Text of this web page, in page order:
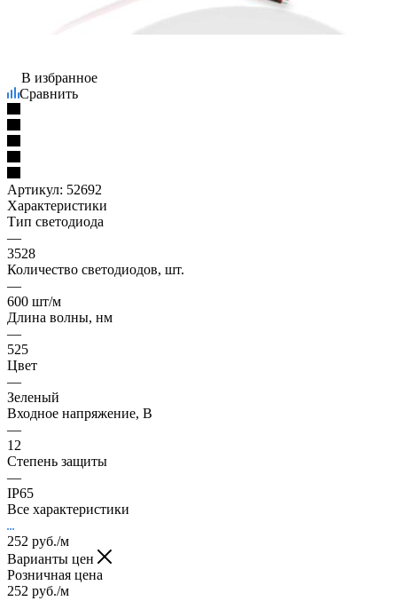
В избранное
Сравнить
Артикул: 52692
Характеристики
Тип светодиода
—
3528
Количество светодиодов, шт.
—
600 шт/м
Длина волны, нм
—
525
Цвет
—
Зеленый
Входное напряжение, В
—
12
Степень защиты
—
IP65
Все характеристики
252 руб./м
Варианты цен
Розничная цена
252 руб./м